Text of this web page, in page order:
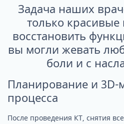
Задача наших
только
восстановить
вы могли жевать
боли и с
Планирование и
процесса
После проведения КТ, снятия